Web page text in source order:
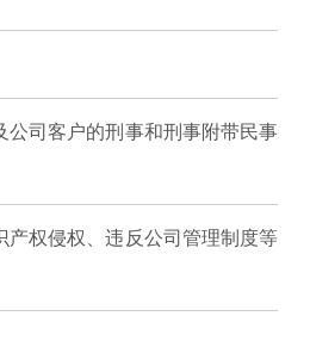
司客户的刑事和刑事附带民事
权侵权、违反公司管理制度等